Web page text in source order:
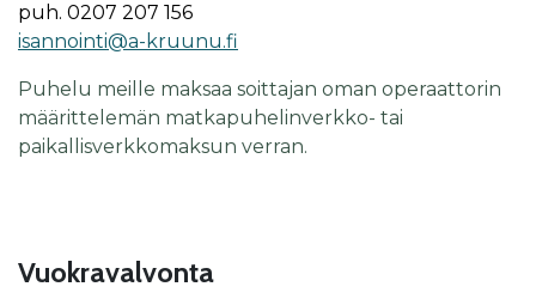
puh. 0207 207 156
isannointi@a-kruunu.fi
Puhelu meille maksaa soittajan oman operaattorin
määrittelemän matkapuhelinverkko- tai
paikallisverkkomaksun verran.
Vuokravalvonta